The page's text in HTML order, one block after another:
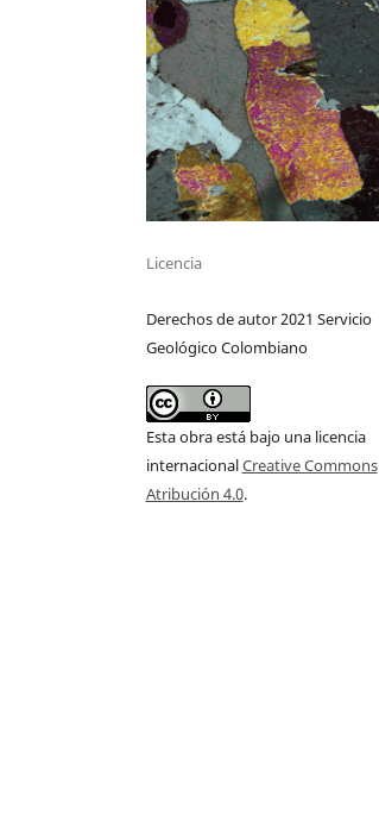
Licencia
Derechos de autor 2021 Servicio
Geológico Colombiano
Esta obra está bajo una licencia
internacionalCreative Commons
Atribución 4.0.